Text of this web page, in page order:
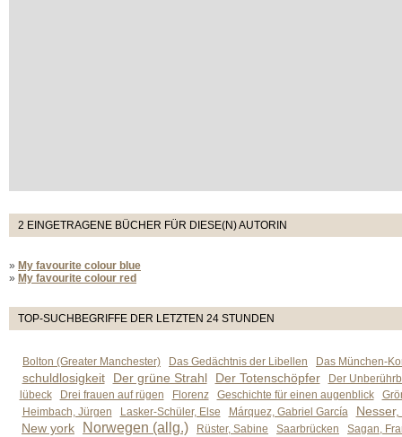
2 EINGETRAGENE BÜCHER FÜR DIESE(N) AUTORIN
» My favourite colour blue
» My favourite colour red
TOP-SUCHBEGRIFFE DER LETZTEN 24 STUNDEN
Bolton (Greater Manchester) Das Gedächtnis der Libellen Das München-
schuldlosigkeit Der grüne Strahl Der Totenschöpfer
Der
lübeck
Drei frauen auf rügen Florenz Geschichte für einen augenblick
Heimbach, Jürgen
Lasker-Schüler, Else Márquez, Gabriel García
New york
Norwegen (allg.) Rüster, Sabine Saarbrücken
Sagan,